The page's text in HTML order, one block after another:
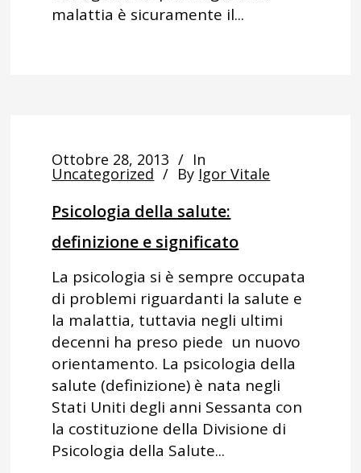
malattia è sicuramente il...
Ottobre 28, 2013 In
Uncategorized By Igor Vitale
Psicologia della salute:
definizione e significato
La psicologia si è sempre occupata
di problemi riguardanti la salute e
la malattia, tuttavia negli ultimi
decenni ha preso piede un nuovo
orientamento. La psicologia della
salute (definizione) è nata negli
Stati Uniti degli anni Sessanta con
la costituzione della Divisione di
Psicologia della Salute...